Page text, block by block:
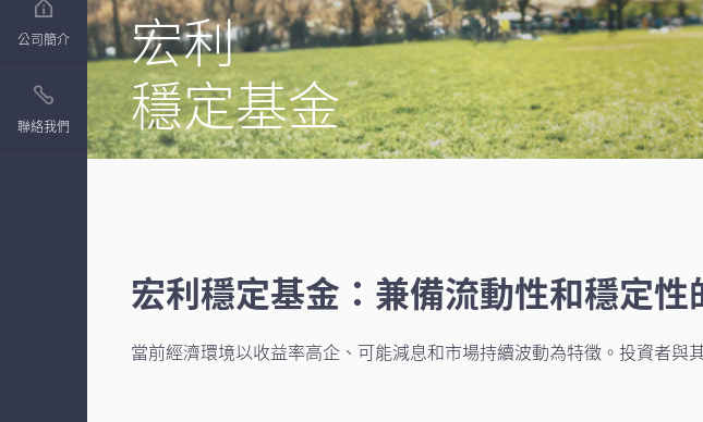
公司簡介
聯絡我們
宏利
穩定基金
宏利穩定基金：兼備流動性和穩定
當前經濟環境以收益率高企、可能減息和市場持續波動為特徵。投資者與